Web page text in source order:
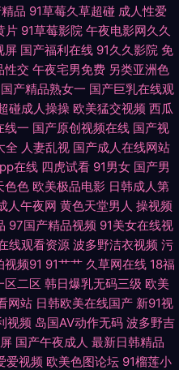
人成精品 超碰大香蕉伊人 岛国青青
淫乱视频 午夜福利宅女 做爱丝足网
成人不卡免费视频 免费入口91 伊人
性爱福利社 2026狠狠干 国产精品
影视 51视频网站 97超碰资源 超碰
综合 日韩国产精品四虎 午夜试看三
韩日av无码 久久这里有精品6 欧美
频 AV福利在线 超碰性爱 国产h精
啪啪 影音先锋自拍在线 AA福利在
品 91草莓久草超碰 成人性爱
片 91草莓影院 午夜电影网久久
屏 国产福利在线 91久久影院 免
性交 午夜宅男免费 另类亚洲色
国产精品熟女一 国产巨乳在线观
碰成人操操 欧美猛交视频 西瓜
线一 国产原创视频在线 国产视
全 人妻乱视 国产成人在线网站
在线 四虎试看 91男女 国产男
色色 欧美极品电影 日韩成人第
人午夜网 黄色天堂男人 操视频
97国产精品视频 91美女在线视
线观看资源 波多野洁衣视频 污
视频91 91艹艹 久草网在线 18福
区二区 韩日爆乳无码三级 欧美
网站 日韩欧美在线国产 新91视
视频 岛国AV动作无码 波多野吉
国产午夜成人 最新日韩精品
爱视频 欧美色图论坛 91榴莲小